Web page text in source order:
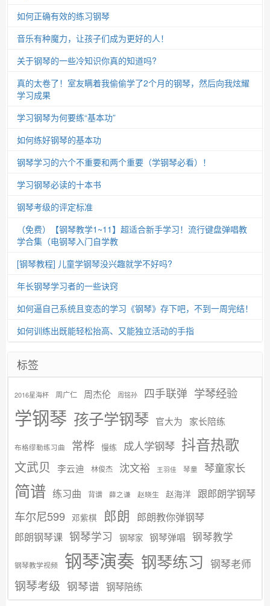
如何正确有效的练习钢琴
音乐有种魔力，让孩子们成为更好的人！
关于钢琴的一些冷知识你真的知道吗?
真的太卷了！室友瞒着我偷偷学了2个月的钢琴，然后向我炫耀
学习成果
学习钢琴为何要练“基本功”
如何练好钢琴的基本功
钢琴学习的六个不重要和两个重要（学钢琴必看）！
学习钢琴必读的十本书
钢琴考级的评定标准
（免费）【钢琴教学1~11】超适合新手学习！流行键盘弹唱教
学合集（电钢琴入门自学教
[钢琴教程] 儿童学钢琴没兴趣就学不好吗?
年长钢琴学习者的一些诀窍
如何逼自己系统且变态的学习《钢琴》存下吧，不到一周完结！
如何训练出既能轻松抬高、又能独立活动的手指
标签
2016星海杯 周广仁 周杰伦 周铭孙 四手联弹 学琴经验
学钢琴 孩子学钢琴 官大为 家长陪练
布格缪勒练习曲 常桦 慢练 成人学钢琴 抖音热歌
文武贝 李云迪 林俊杰 沈文裕 王羽佳 琴童 琴童家长
简谱 练习曲 背谱 薛之谦 赵晓生 赵海洋 跟郎朗学钢琴
车尔尼599 邓紫棋 郎朗 郎朗教你弹钢琴
郎朗钢琴课 钢琴学习 钢琴家 钢琴弹唱 钢琴教学
钢琴教学视频 钢琴演奏 钢琴练习 钢琴老师
钢琴考级 钢琴谱 钢琴陪练